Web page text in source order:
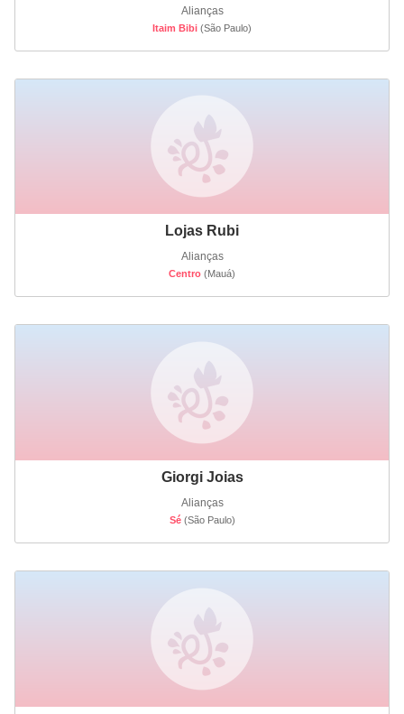
Alianças
Itaim Bibi (São Paulo)
Lojas Rubi
Alianças
Centro (Mauá)
Giorgi Joias
Alianças
Sé(São Paulo)